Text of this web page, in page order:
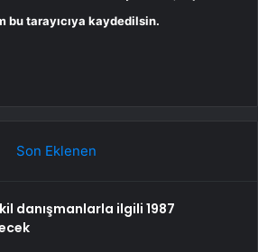
bu tarayıcıya kaydedilsin.
Son Eklenen
danışmanlarla ilgili 1987